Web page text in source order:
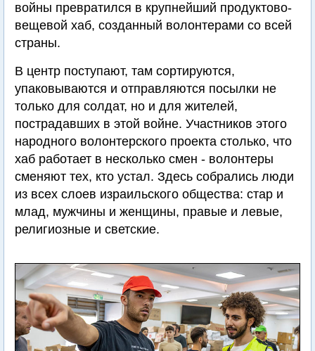
войны превратился в крупнейший продуктово-
вещевой хаб, созданный волонтерами со всей
страны.
В центр поступают, там сортируются,
упаковываются и отправляются посылки не
только для солдат, но и для жителей,
пострадавших в этой войне. Участников этого
народного волонтерского проекта столько, что
хаб работает в несколько смен - волонтеры
сменяют тех, кто устал. Здесь собрались люди
из всех слоев израильского общества: стар и
млад, мужчины и женщины, правые и левые,
религиозные и светские.